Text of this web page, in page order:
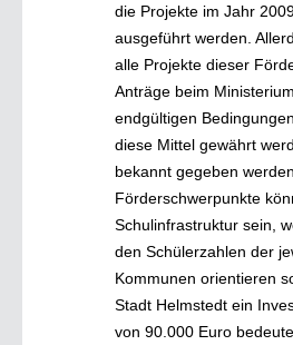
die Projekte im Jahr
ausgeführt werden.
alle Projekte dieser
Anträge beim
endgültigen
diese Mittel gewährt
bekannt gegeben werden.
Förderschwerpunkte
Schulinfrastruktur sein,
den Schülerzahlen der
Kommunen orientieren
Stadt Helmstedt ein
von 90.000 Euro